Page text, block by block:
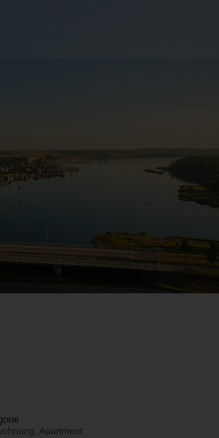
Apartment